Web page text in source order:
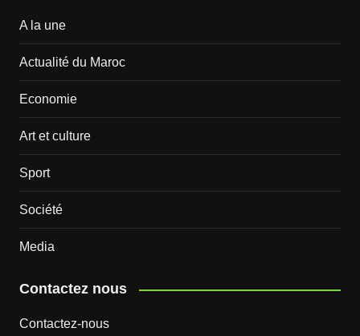
A la une
Actualité du Maroc
Economie
Art et culture
Sport
Société
Media
Contactez nous
Contactez-nous